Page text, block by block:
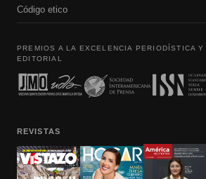
Código etico
PREMIOS A LA EXCELENCIA PERIODÍSTICA Y
EDITORIAL
REVISTAS